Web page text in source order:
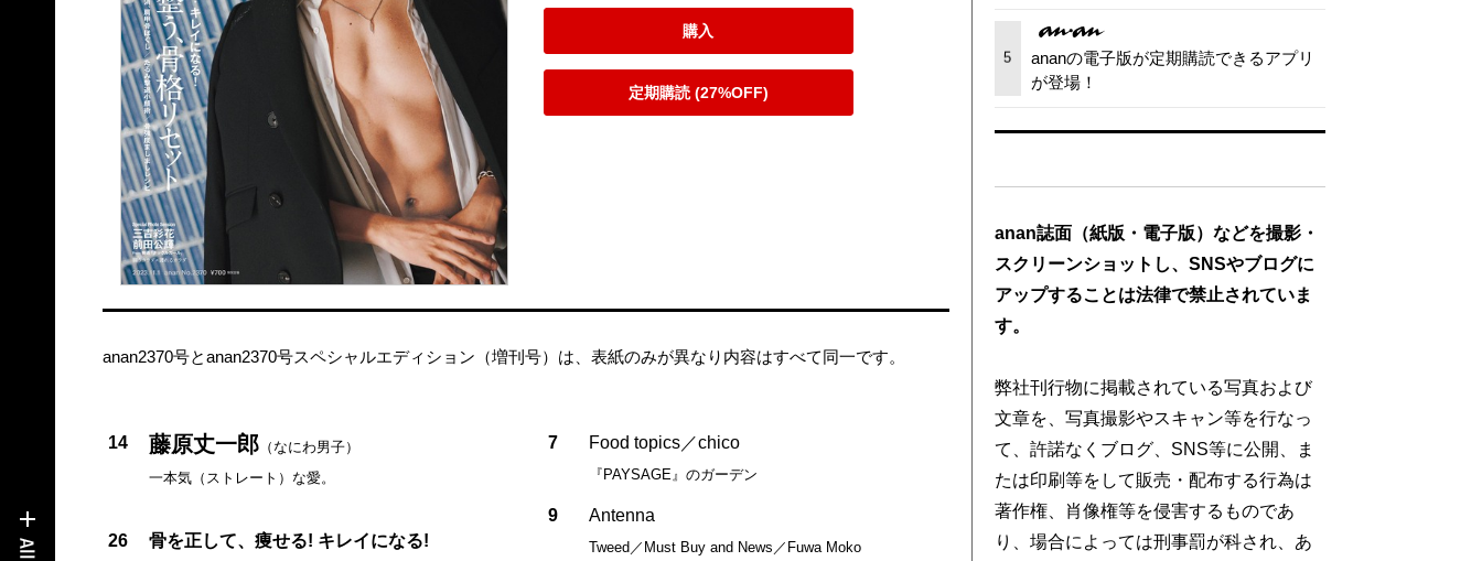
購入
定期購読 (27%OFF)
anan2370号とanan2370号スペシャルエディション（増刊号）は、表紙のみが異なり内容はすべて同一です。
14 藤原丈一郎（なにわ男子）
一本気（ストレート）な愛。
26 骨を正して、痩せる! キレイになる!
7 Food topics／chico
『PAYSAGE』のガーデン
9 Antenna
Tweed／Must Buy and News／Fuwa Moko
5
ananの電子版が定期購読できるアプリ
が登場！
anan誌面（紙版・電子版）などを撮影・
スクリーンショットし、SNSやブログに
アップすることは法律で禁止されていま
す。
弊社刊行物に掲載されている写真および
文章を、写真撮影やスキャン等を行なっ
て、許諾なくブログ、SNS等に公開、ま
たは印刷等をして販売・配布する行為は
著作権、肖像権等を侵害するものであ
り、場合によっては刑事罰が科され、あ